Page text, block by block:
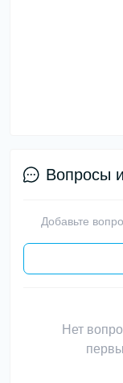
Вопросы
Добавьте
Нет